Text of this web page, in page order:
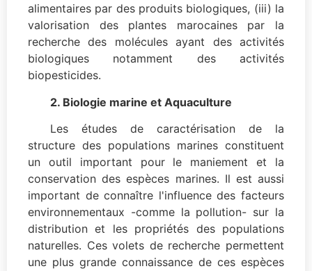
alimentaires par des produits biologiques, (iii) la
valorisation des plantes marocaines par la
recherche des molécules ayant des activités
biologiques notamment des activités
biopesticides.
2. Biologie marine et Aquaculture
Les études de caractérisation de la
structure des populations marines constituent
un outil important pour le maniement et la
conservation des espèces marines. Il est aussi
important de connaître l'influence des facteurs
environnementaux -comme la pollution- sur la
distribution et les propriétés des populations
naturelles. Ces volets de recherche permettent
une plus grande connaissance de ces espèces